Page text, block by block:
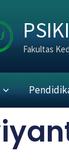
Fakultas